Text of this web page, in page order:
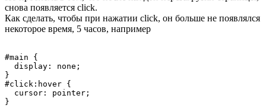
снова появляется click.
Как сделать, чтобы при нажатии click, он больше не появлялся
некоторое время, 5 часов, например
#main {
  display: none;
}
#click:hover {
  cursor: pointer;
}